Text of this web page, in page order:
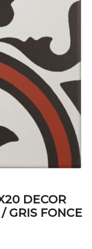
DECOR
GRIS FONCE